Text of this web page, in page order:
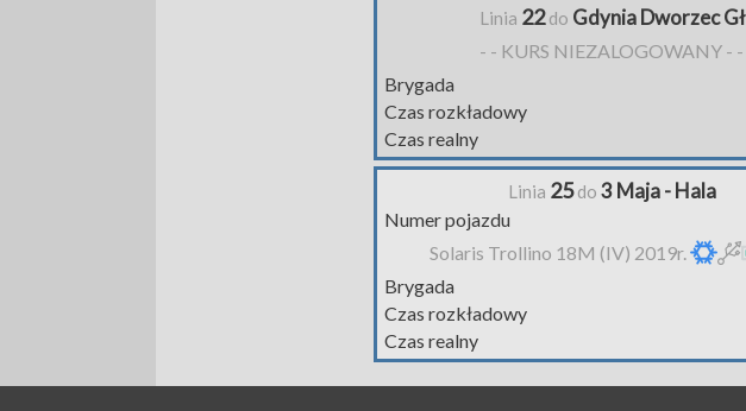
Linia 22do Gdynia Dworzec Gł
- - KURS NIEZALOGOWANY - -
Brygada
Czas rozkładowy
Czas realny
Linia 25do 3 Maja - Hala
Numer pojazdu
Solaris Trollino 18M (IV) 2019r.
Brygada
Czas rozkładowy
Czas realny